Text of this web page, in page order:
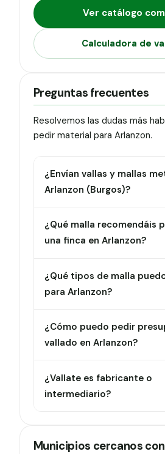
Ver catálogo
Calculadora de
Preguntas frecuentes
Resolvemos las dudas más
pedir material para Arlanzon.
¿Envían vallas y mallas
Arlanzon (Burgos)?
¿Qué malla recomendáis
una finca en Arlanzon?
¿Qué tipos de malla
para Arlanzon?
¿Cómo puedo pedir
vallado en Arlanzon?
¿Vallate es fabricante o
intermediario?
Municipios cercanos